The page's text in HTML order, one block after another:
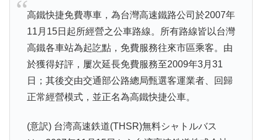
高鐵快捷免費專車，為台灣高速鐵路公司於2007年
11月15日起所經營之公車路線。所有路線皆以台灣
高鐵各車站為起訖點，免費服務往來市區乘客。由
於獲得好評，屢次延長免費服務至2009年3月31
日；其後交由交通部公路總局甄選客運業者、回歸
正常經營模式，並正名為高鐵快捷公車。
(意訳) 台湾高速鉄道(THSR)無料シャトルバス